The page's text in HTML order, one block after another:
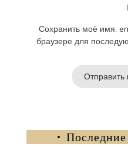
Сохранить моё имя,
браузере для